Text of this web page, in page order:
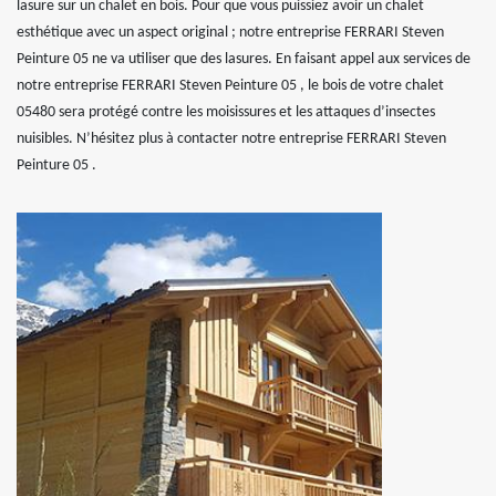
lasure sur un chalet en bois. Pour que vous puissiez avoir un chalet
esthétique avec un aspect original ; notre entreprise FERRARI Steven
Peinture 05 ne va utiliser que des lasures. En faisant appel aux services de
notre entreprise FERRARI Steven Peinture 05 , le bois de votre chalet
05480 sera protégé contre les moisissures et les attaques d’insectes
nuisibles. N’hésitez plus à contacter notre entreprise FERRARI Steven
Peinture 05 .